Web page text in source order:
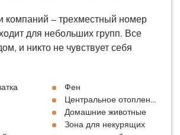
компаний – трехместный номер
для небольших групп. Все
и никто не чувствует себя
Фен
Центральное отопление
Домашние животные
Зона для некурящих